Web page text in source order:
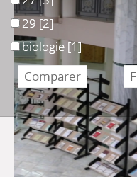
2929 [2]
biologie
biologie [1]